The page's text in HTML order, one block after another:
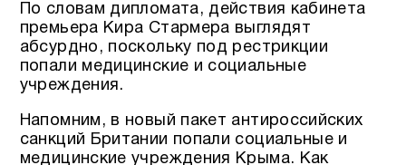
По словам дипломата, действия кабинета
премьера Кира Стармера выглядят
абсурдно, поскольку под рестрикции
попали медицинские и социальные
учреждения.
Напомним, в новый пакет антироссийских
санкций Британии попали социальные и
медицинские учреждения Крыма. Как